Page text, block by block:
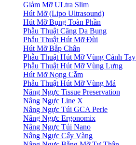
Giảm Mỡ ULtra Slim
Hút Mỡ (Lipo Ultrasound)
Hút Mỡ Bụng Toàn Phần
Phẫu Thuật Căng Da Bụng
Phẫu Thuật Hút Mỡ Đùi
Hút Mỡ Bắp Chân
Phẫu Thuật Hút Mỡ Vùng Cánh Tay
Phẫu Thuật Hút Mỡ Vùng Lưng
Hút Mỡ Nọng Cằm
Phẫu Thuật Hút Mỡ Vùng Má
Nâng Ngực Tissue Preservation
Nâng Ngực Line X
Nâng Ngực Túi GCA Perle
Nâng Ngực Ergonomix
Nâng Ngực Túi Nano
Nâng Ngực Cấy Vàng